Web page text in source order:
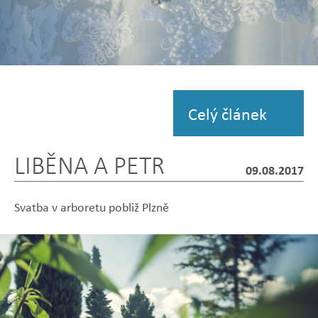
Zobrazit
fotografii
Zobrazit
fotografii
Zobrazit
fotografii
Zobrazit
Zobrazit
Celý článek
LIBĚNA A PETR 09.08.2017
Svatba v arboretu pobliž Plzně